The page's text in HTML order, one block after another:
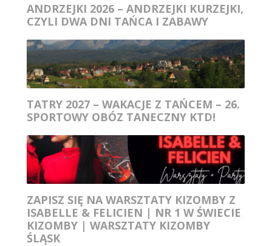
ANDRZEJKI 2026 – ANDRZEJKI KURZEJKI,
CZYLI DWA DNI TAŃCA I ZABAWY
TATRY 2027 – WAKACJE Z TAŃCEM – 26.
SPORTOWY OBÓZ TANECZNY KTD!
ZAPISZ SIĘ NA WARSZTATY KIZOMBY Z
ISABELLE & FELICIEN | NR 1 W ŚWIECIE
KIZOMBY | WARSZTATY KIZOMBY
ŚLĄSK